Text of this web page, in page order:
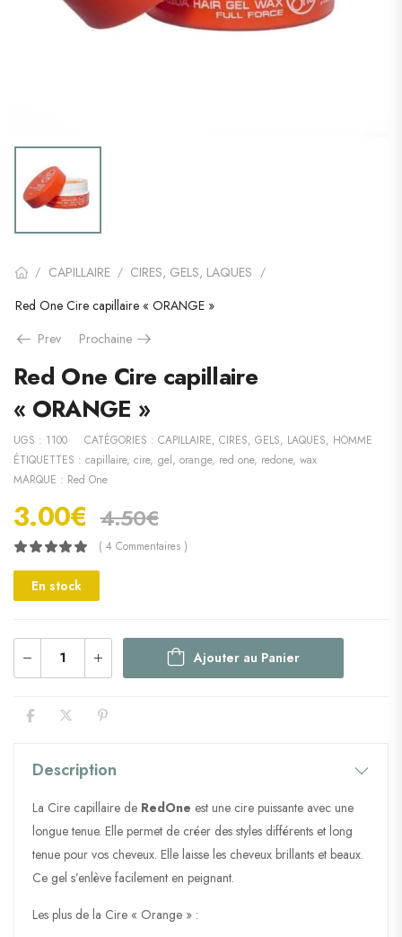
/ CAPILLAIRE / CIRES, GELS, LAQUES /
Red One Cire capillaire « ORANGE »
Prev
Prochaine
Red One Cire capillaire
« ORANGE »
UGS : 1100 CATÉGORIES : CAPILLAIRE, CIRES, GELS, LAQUES, HOMME
ÉTIQUETTES : capillaire, cire, gel, orange, red one, redone, wax
MARQUE : Red One
3.00€ 4.50€
( 4 Commentaires )
En stock
Ajouter au Panier
Description
La Cire capillaire de RedOne est une cire puissante avec une
longue tenue. Elle permet de créer des styles différents et long
tenue pour vos cheveux. Elle laisse les cheveux brillants et beaux.
Ce gel s’enlève facilement en peignant.
Les plus de la Cire « Orange » :